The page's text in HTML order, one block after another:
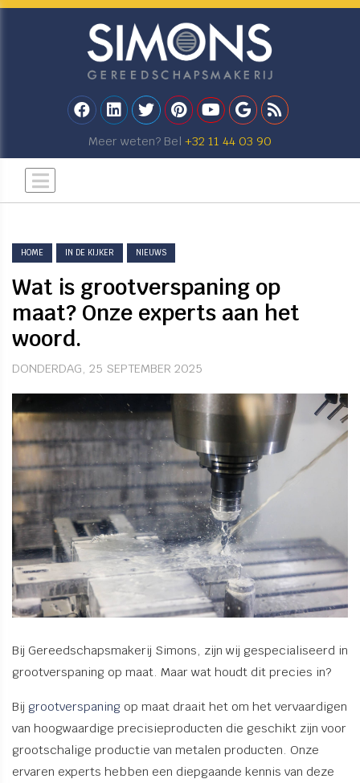
Meer weten? Bel +32 11 44 03 90
HOME IN DE KIJKER NIEUWS
Wat is grootverspaning op
maat? Onze experts aan het
woord.
DONDERDAG, 25 SEPTEMBER 2025
Bij Gereedschapsmakerij Simons, zijn wij gespecialiseerd in
grootverspaning op maat. Maar wat houdt dit precies in?
Bij grootverspaning op maat draait het om het vervaardigen
van hoogwaardige precisieproducten die geschikt zijn voor
grootschalige productie van metalen producten. Onze
ervaren experts hebben een diepgaande kennis van deze